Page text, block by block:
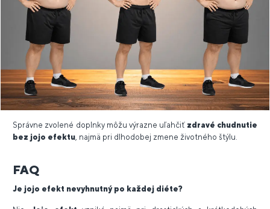
Správne zvolené doplnky môžu výrazne uľahčiť zdravé chudnutie
bez jojo efektu , najmä pri dlhodobej zmene životného štýlu.
FAQ
Je jojo efekt nevyhnutný po každej diéte?